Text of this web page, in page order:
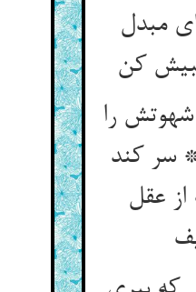
مبدل
را
سر کند
عقل